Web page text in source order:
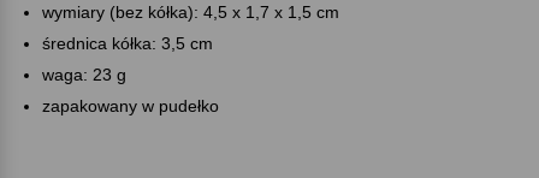
wymiary (bez kółka): 4,5 x 1,7 x 1,5 cm
średnica kółka: 3,5 cm
waga: 23 g
zapakowany w pudełko